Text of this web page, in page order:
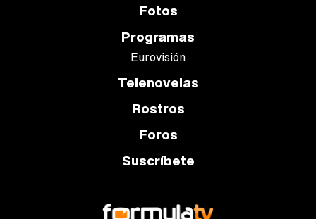
Fotos
Programas
Eurovisión
Telenovelas
Rostros
Foros
Suscríbete